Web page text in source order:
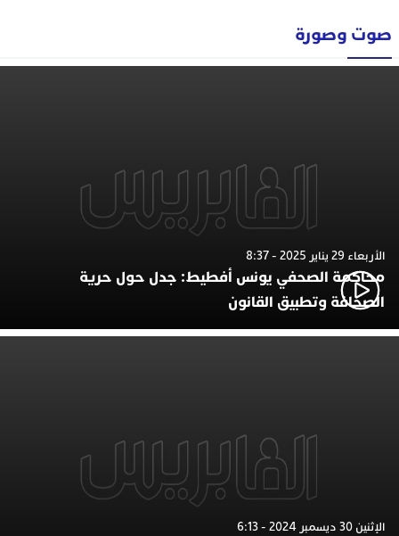
صوت وصورة
الأربعاء 29 يناير 2025 - 8:37
محاكمة الصحفي يونس أفطيط: جدل حول حرية
الصحافة وتطبيق القانون
الإثنين 30 ديسمبر 2024 - 6:13